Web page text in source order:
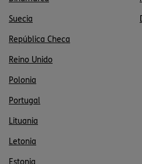
Suecia
República Checa
Reino Unido
Polonia
Portugal
Lituania
Letonia
Estonia